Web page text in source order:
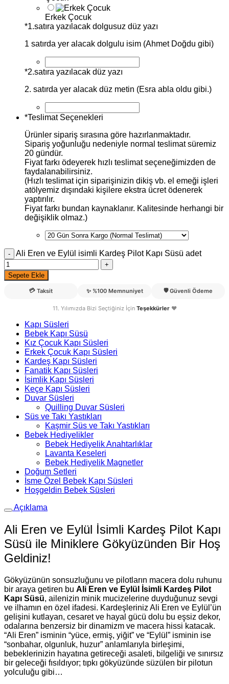
Erkek Çocuk
*1.satıra yazılacak dolgusuz düz yazı
1 satırda yer alacak dolgulu isim (Ahmet Doğdu gibi)
*2.satıra yazılacak düz yazı
2. satırda yer alacak düz metin (Esra abla oldu gibi.)
*Teslimat Seçenekleri
Ürünler sipariş sırasına göre hazırlanmaktadır.
Sipariş yoğunluğu nedeniyle normal teslimat süremiz
20 gündür.
Fiyat farkı ödeyerek hızlı teslimat seçeneğimizden de
faydalanabilirsiniz.
(Hızlı teslimat için siparişinizin dikiş vb. el emeği işleri
atölyemiz dışındaki kişilere ekstra ücret ödenerek
yaptırılır.
Fiyat farkı bundan kaynaklanır. Kalitesinde herhangi bir
değişiklik olmaz.)
Ali Eren ve Eylül isimli Kardeş Pilot Kapı Süsü adet
Sepete Ekle
💳 Taksit ✨ %100 Memnuniyet 🛡️ Güvenli Ödeme
11. Yılımızda Bizi Seçtiğiniz İçin Teşekkürler❤️
Kapı Süsleri
Bebek Kapı Süsü
Kız Çocuk Kapı Süsleri
Erkek Çocuk Kapı Süsleri
Kardeş Kapı Süsleri
Fanatik Kapı Süsleri
İsimlik Kapı Süsleri
Keçe Kapı Süsleri
Duvar Süsleri
Quilling Duvar Süsleri
Süs ve Takı Yastıkları
Kaşmir Süs ve Takı Yastıkları
Bebek Hediyelikler
Bebek Hediyelik Anahtarlıklar
Lavanta Keseleri
Bebek Hediyelik Magnetler
Doğum Setleri
İsme Özel Bebek Kapı Süsleri
Hoşgeldin Bebek Süsleri
Açıklama
Ali Eren ve Eylül İsimli Kardeş Pilot Kapı
Süsü ile Miniklere Gökyüzünden Bir Hoş
Geldiniz!
Gökyüzünün sonsuzluğunu ve pilotların macera dolu ruhunu
bir araya getiren bu Ali Eren ve Eylül İsimli Kardeş Pilot
Kapı Süsü, ailenizin minik mucizelerine duyduğunuz sevgi
ve ilhamın en özel ifadesi. Kardeşleriniz Ali Eren ve Eylül’ün
gelişini kutlayan, cesaret ve hayal gücü dolu bu eşsiz dekor,
odalarına benzersiz bir dinamizm ve macera hissi katacak.
“Ali Eren” isminin “yüce, ermiş, yiğit” ve “Eylül” isminin ise
“sonbahar, olgunluk, huzur” anlamlarıyla birleşimi,
bebeklerinizin hayatına getireceği asaleti, bilgeliği ve sınırsız
bir geleceği fısıldıyor; tıpkı gökyüzünde süzülen bir pilotun
yolculuğu gibi…